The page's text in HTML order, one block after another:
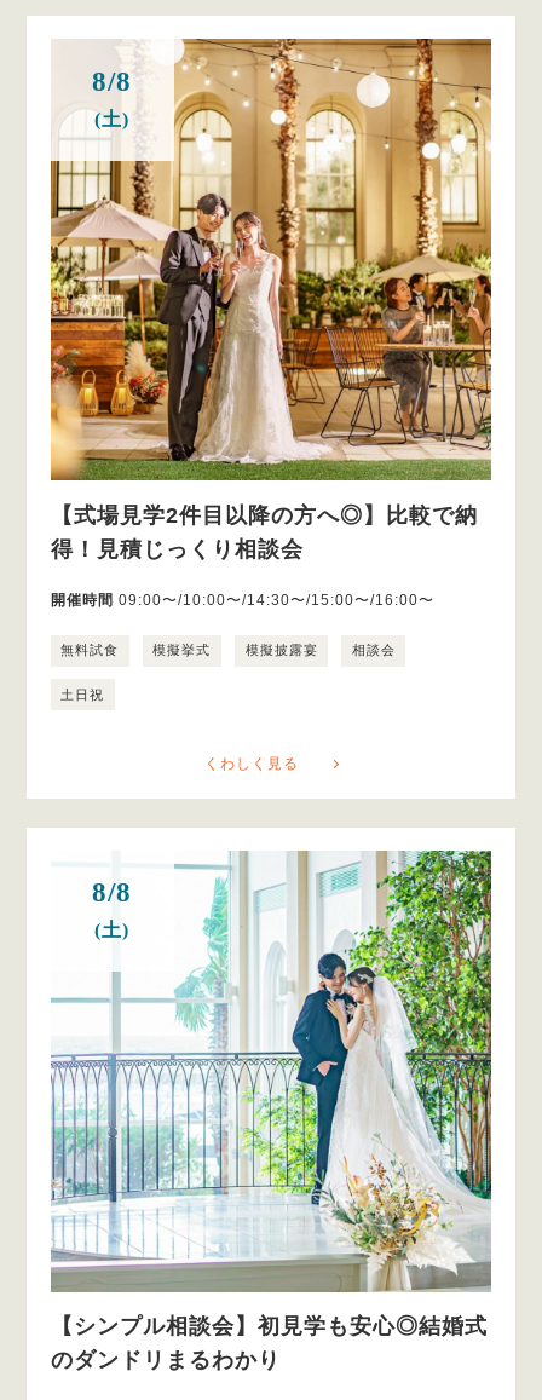
8/8
(土)
【式場見学2件目以降の方へ◎】比較で納
得！見積じっくり相談会
開催時間 09:00〜/10:00〜/14:30〜/15:00〜/16:00〜
無料試食 模擬挙式 模擬披露宴 相談会
土日祝
くわしく見る
8/8
(土)
【シンプル相談会】初見学も安心◎結婚式
のダンドリまるわかり